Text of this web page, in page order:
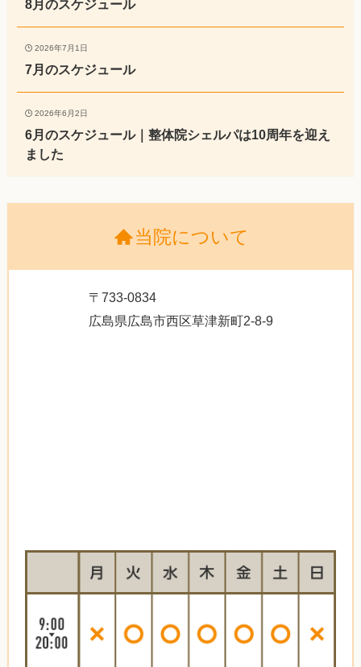
8月のスケジュール
2026年7月1日
7月のスケジュール
2026年6月2日
6月のスケジュール｜整体院シェルパは10周年を迎え
ました
当院について
〒733-0834
広島県広島市西区草津新町2-8-9